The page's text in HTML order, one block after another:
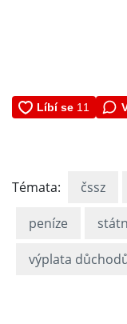
Témata: čssz
peníze
výplata